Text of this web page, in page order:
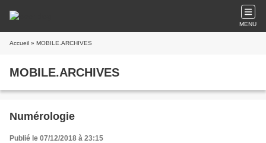
MENU
Accueil » MOBILE.ARCHIVES
MOBILE.ARCHIVES
Numérologie
Publié le 07/12/2018 à 23:15